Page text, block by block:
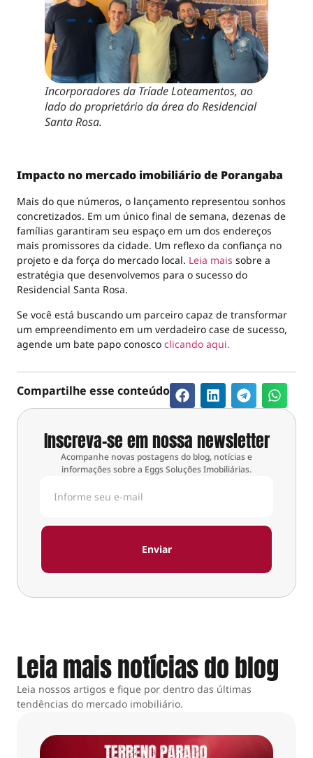
Incorporadores da Tríade Loteamentos, ao
lado do proprietário da área do Residencial
Santa Rosa.
Impacto no mercado imobiliário de Porangaba
Mais do que números, o lançamento representou sonhos
concretizados. Em um único final de semana, dezenas de
famílias garantiram seu espaço em um dos endereços
mais promissores da cidade. Um reflexo da confiança no
projeto e da força do mercado local. Leia mais sobre a
estratégia que desenvolvemos para o sucesso do
Residencial Santa Rosa.
Se você está buscando um parceiro capaz de transformar
um empreendimento em um verdadeiro case de sucesso,
agende um bate papo conosco clicando aqui.
Compartilhe esse conteúdo
Inscreva-se em nossa newsletter
Acompanhe novas postagens do blog, notícias e
informações sobre a Eggs Soluções Imobiliárias.
Enviar
Leia mais notícias do blog
Leia nossos artigos e fique por dentro das últimas
tendências do mercado imobiliário.